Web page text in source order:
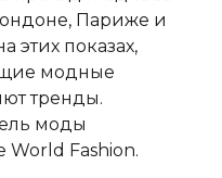
Париже и
этих показах,
модные
тренды.
моды
World Fashion.